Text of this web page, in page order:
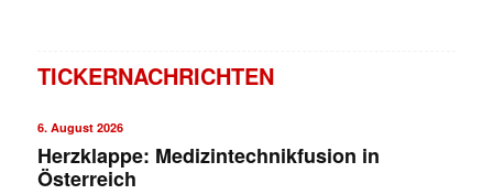
TICKERNACHRICHTEN
6. August 2026
Herzklappe: Medizintechnikfusion in
Österreich